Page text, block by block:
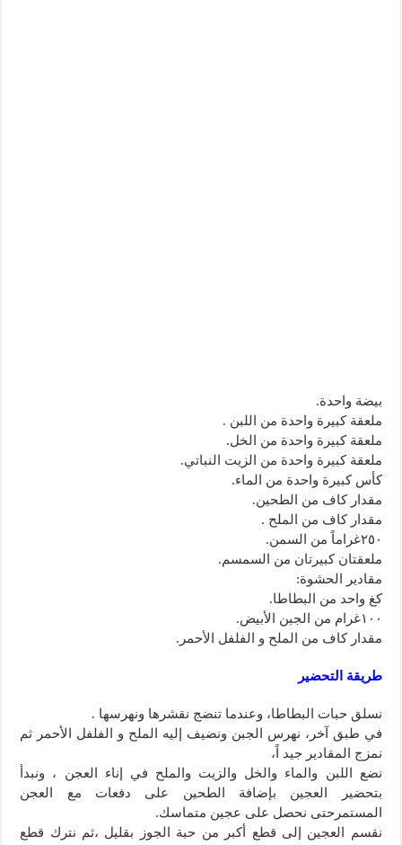
بيضة واحدة.
ملعقة كبيرة واحدة من اللبن .
ملعقة كبيرة واحدة من الخل.
ملعقة كبيرة واحدة من الزيت النباتي.
كأس كبيرة واحدة من الماء.
مقدار كاف من الطحين.
مقدار كاف من الملح .
٢٥۰غراماً من السمن.
ملعقتان كبيرتان من السمسم.
مقادير الحشوة:
كغ واحد من البطاطا.
۱۰۰غرام من الجبن الأبيض.
مقدار كاف من الملح و الفلفل الأحمر.
طريقة التحضير
نسلق حبات البطاطا، وعندما تنضج نقشرها ونهرسها .
في طبق آخر، نهرس الجبن ونضيف إليه الملح و الفلفل الأحمر ثم
نمزج المقادير جيد اً،
نضع اللبن والماء والخل والزيت والملح في إناء العجن ، ونبدأ
بتحضير العجين بإضافة الطحين على دفعات مع العجن
المستمرحتى نحصل على عجين متماسك.
نقسم العجين إلى قطع أكبر من حبة الجوز بقليل ،ثم نترك قطع